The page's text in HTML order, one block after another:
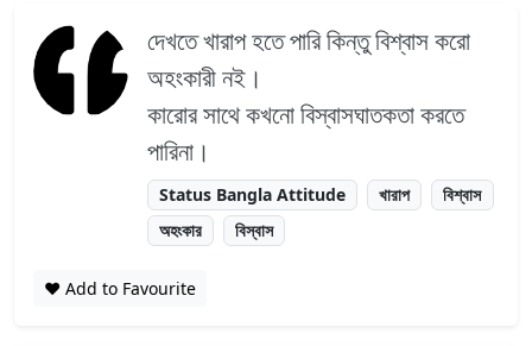
দেখতে খারাপ হতে পারি কিন্তু বিশ্বাস করো
অহংকারী নই।
কারোর সাথে কখনো বিস্বাসঘাতকতা করতে
পারিনা।
Status Bangla Attitude খারাপ
বিশ্বাস
অহংকার
বিস্বাস
❤️ Add to Favourite